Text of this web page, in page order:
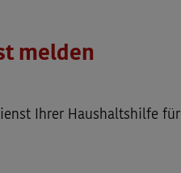
melden
Ihrer Haushaltshilfe für